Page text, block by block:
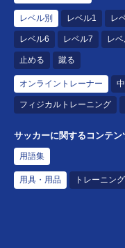
レベル別 レベル1 レ
レベル6 レベル7 レ
止める 蹴る
オンライントレーナー
フィジカルトレーニング
サッカーに関するコンテン
用語集
用具・用品 トレーニン